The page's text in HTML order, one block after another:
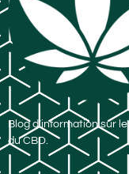
Blog d’information sur
du CBD.